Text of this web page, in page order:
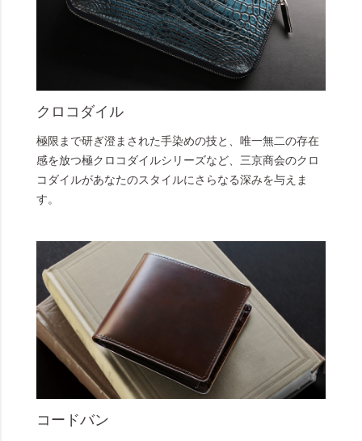
クロコダイル
極限まで研ぎ澄まされた手染めの技と、唯一無二の存在
感を放つ極クロコダイルシリーズなど、三京商会のクロ
コダイルがあなたのスタイルにさらなる深みを与えま
す。
コードバン